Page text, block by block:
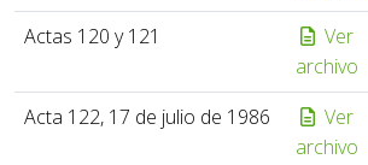
Actas 120 y 121
Ver
archivo
Acta 122, 17 de julio de 1986
Ver
archivo